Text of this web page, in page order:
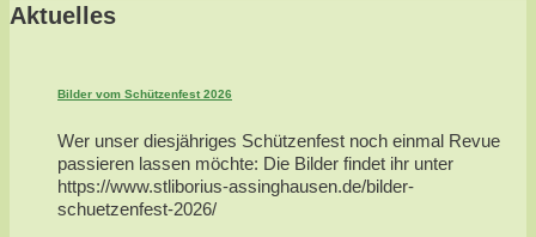
Aktuelles
Bilder vom Schützenfest 2026
Wer unser diesjähriges Schützenfest noch einmal Revue
passieren lassen möchte: Die Bilder findet ihr unter
https://www.stliborius-assinghausen.de/bilder-
schuetzenfest-2026/